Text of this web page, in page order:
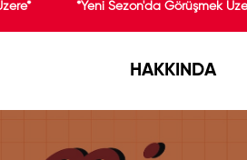
*Yeni Sezon'da Görüşmek
HAKKINDA